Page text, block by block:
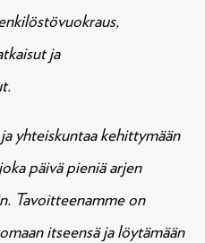
ja
yhteiskuntaa kehittymään
päivä pieniä arjen
Tavoitteenamme on
itseensä ja löytämään